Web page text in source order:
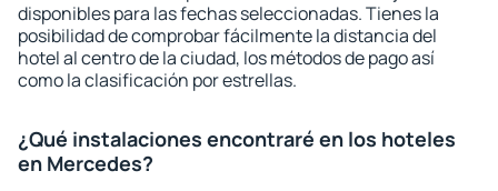
disponibles para las fechas seleccionadas. Tienes la
posibilidad de comprobar fácilmente la distancia del
hotel al centro de la ciudad, los métodos de pago así
como la clasificación por estrellas.
¿Qué instalaciones encontraré en los hoteles
en Mercedes?